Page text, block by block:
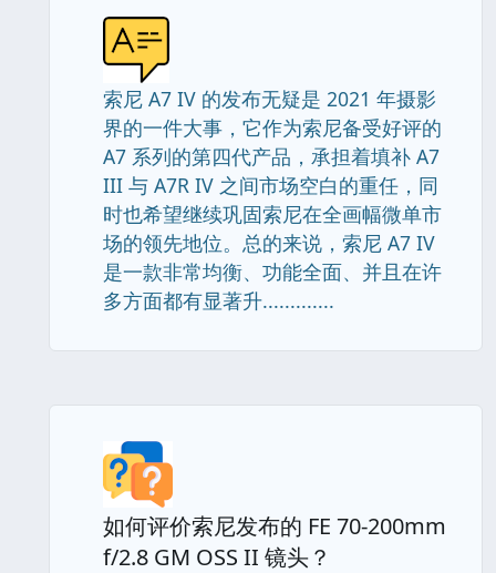
索尼 A7 IV 的发布无疑是 2021 年摄影
界的一件大事，它作为索尼备受好评的
A7 系列的第四代产品，承担着填补 A7
III 与 A7R IV 之间市场空白的重任，同
时也希望继续巩固索尼在全画幅微单市
场的领先地位。总的来说，索尼 A7 IV
是一款非常均衡、功能全面、并且在许
多方面都有显著升.............
如何评价索尼发布的 FE 70-200mm
f/2.8 GM OSS II 镜头？